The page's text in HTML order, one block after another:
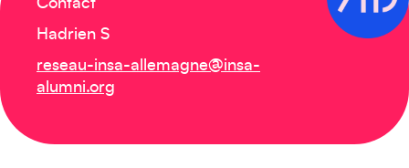
Contact
Hadrien S
reseau-insa-allemagne@insa-
alumni.org